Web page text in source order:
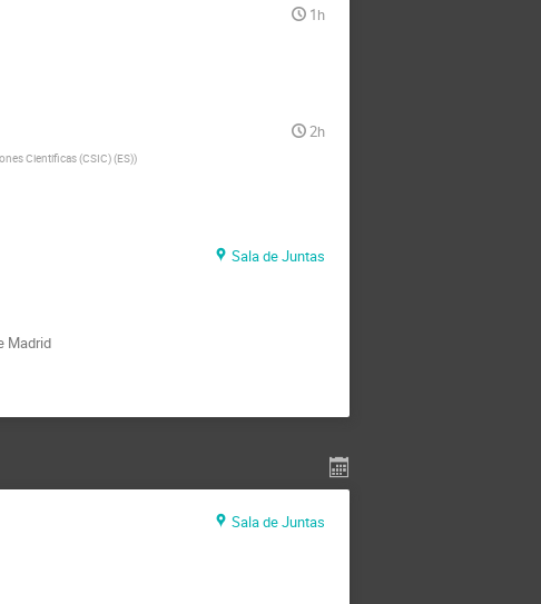
1h
2h
Cientificas (CSIC) (ES))
Sala de Juntas
Madrid
Sala de Juntas